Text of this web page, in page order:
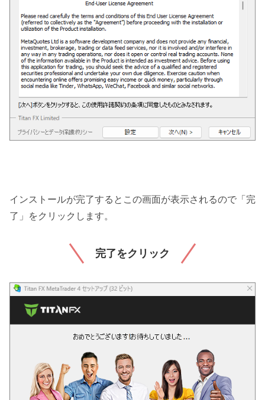
インストールが完了するとこの画面が表示されるので「完
了」をクリックします。
完了をクリック